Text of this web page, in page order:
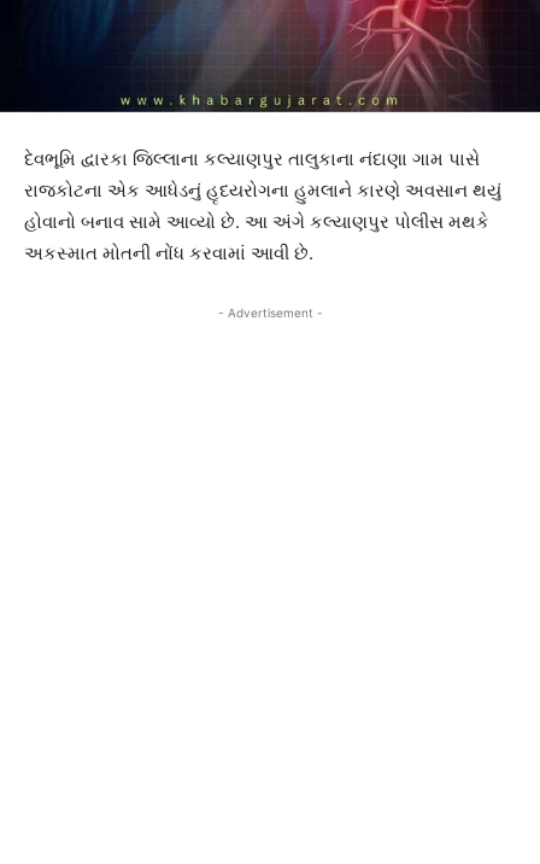
દેવભૂમિ દ્વારકા જિલ્લાના કલ્યાણપુર તાલુકાના નંદાણા ગામ પાસે
રાજકોટના એક આધેડનું હૃદયરોગના હુમલાને કારણે અવસાન થયું
હોવાનો બનાવ સામે આવ્યો છે. આ અંગે કલ્યાણપુર પોલીસ મથકે
અકસ્માત મોતની નોંધ કરવામાં આવી છે.
- Advertisement -